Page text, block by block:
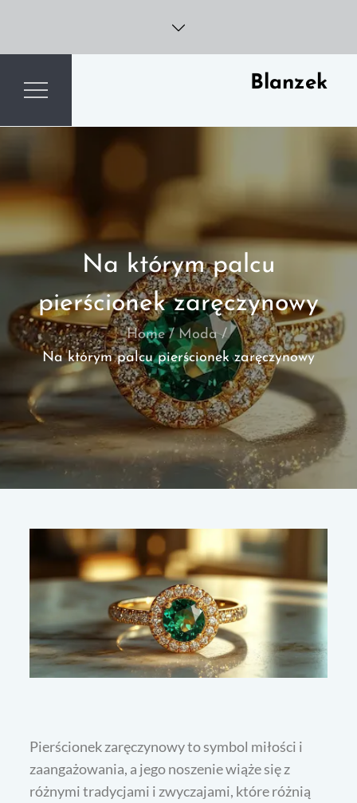
content
Blanzek
Na którym palcu
pierścionek zaręczynowy
Home
Moda
Na którym palcu pierścionek zaręczynowy
Pierścionek zaręczynowy to symbol miłości i
zaangażowania, a jego noszenie wiąże się z
różnymi tradycjami i zwyczajami, które różnią